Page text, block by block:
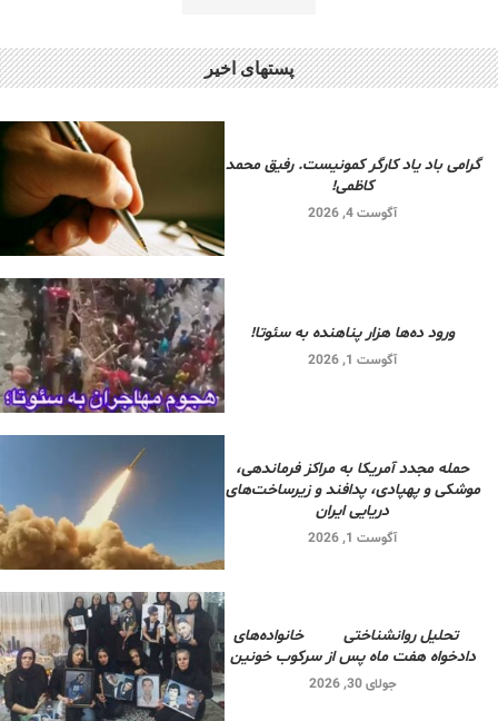
پستهای اخیر
گرامی باد یاد کارگر کمونیست. رفیق محمد
کاظمی!
آگوست 4, 2026
ورود ده‌ها هزار پناهنده به سئوتا!
آگوست 1, 2026
حمله مجدد آمریکا به مراکز فرماندهی،
موشکی و پهپادی، پدافند و زیرساخت‌های
دریایی ایران
آگوست 1, 2026
تحلیل روانشناختی خانواده‌های
دادخواه هفت ماه پس از سرکوب خونین
جولای 30, 2026